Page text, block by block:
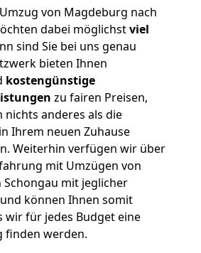
von Magdeburg nach
dabei möglichstviel
sind Sie bei uns genau
bieten Ihnen
kostengünstige
zu fairen Preisen,
nichts anderes als die
Ihrem neuen Zuhause
Weiterhin verfügen wir über
mit Umzügen von
mit jeglicher
können Ihnen somit
wir für jedes Budget eine
finden werden.